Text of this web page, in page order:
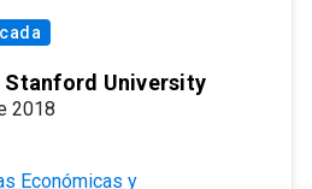
Stanford University
2018
Económicas y